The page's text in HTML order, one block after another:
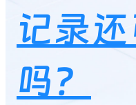
记录
吗？